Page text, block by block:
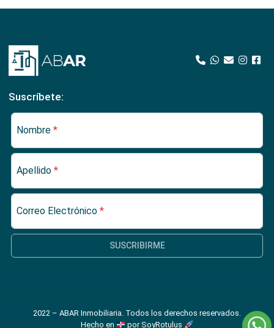
Suscríbete:
Nombre *
Apellido *
Correo Electrónico *
SUSCRIBIRME
2022 – ABAR Inmobiliaria. Todos los derechos reservados.
Hecho en
por SoyRotulus